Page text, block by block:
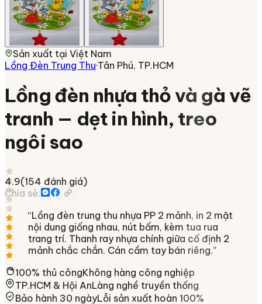
Sản xuất tại Việt Nam
Lồng Đèn Trung Thu·Tân Phú, TP.HCM
Lồng đèn nhựa thỏ và gà vẽ
tranh — dẹt in hình, treo
ngôi sao
4.9(154 đánh giá)
Chia sẻ:
“Lồng đèn trung thu nhựa PP 2 mảnh, in 2 mặt
nội dung giống nhau, nút bấm, kèm tua rua
trang trí. Thanh ray nhựa chính giữa cố định 2
mảnh chắc chắn. Cán cầm tay bán riêng.”
100% thủ côngKhông hàng công nghiệp
TP.HCM & Hội AnLàng nghề truyền thống
Bảo hành 30 ngàyLỗi sản xuất hoàn 100%